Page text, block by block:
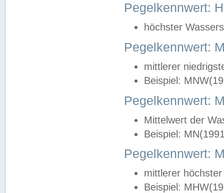
Pegelkennwert:
höchster
Pegelkennwert:
mittlerer
Beispiel:
Pegelkennwert:
Mittelwert der
Beispiel:
Pegelkennwert:
mittlerer
Beispiel: